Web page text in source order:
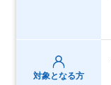
対象となる方